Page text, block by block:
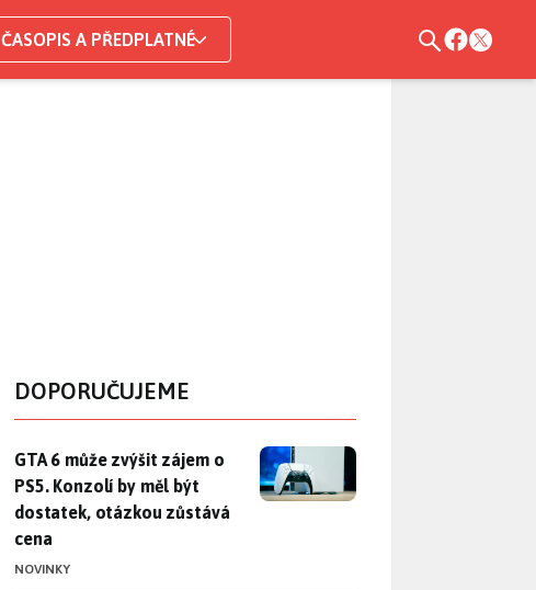
ČASOPIS A PŘEDPLATNÉ
DOPORUČUJEME
GTA 6 může zvýšit zájem o PS5. Konzolí by měl být dostatek,
GTA 6 může zvýšit zájem o
PS5. Konzolí by měl být
dostatek, otázkou zůstává
cena
NOVINKY